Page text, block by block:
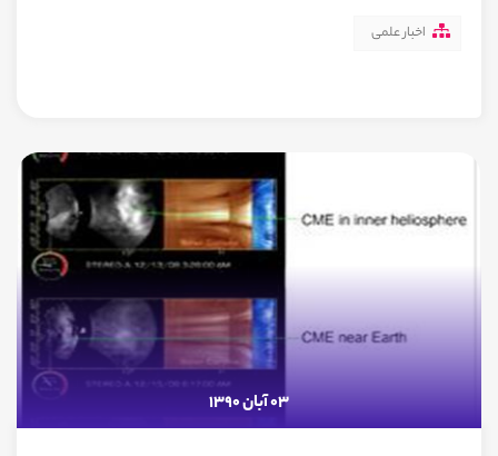
اخبار علمی
03 آبان 1390